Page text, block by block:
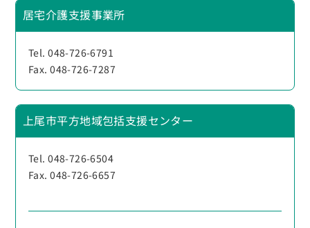
居宅介護支援事業所
Tel. 048-726-6791
Fax. 048-726-7287
上尾市平方地域包括支援センター
Tel. 048-726-6504
Fax. 048-726-6657